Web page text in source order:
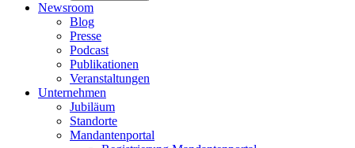
Newsroom
Blog
Presse
Podcast
Publikationen
Veranstaltungen
Unternehmen
Jubiläum
Standorte
Mandantenportal